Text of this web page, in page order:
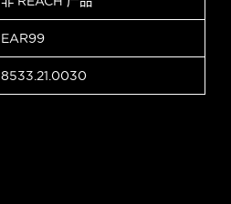
EAR99
8533.21.0030